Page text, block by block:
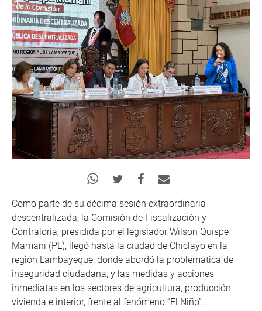
Como parte de su décima sesión extraordinaria
descentralizada, la Comisión de Fiscalización y
Contraloría, presidida por el legislador Wilson Quispe
Mamani (PL), llegó hasta la ciudad de Chiclayo en la
región Lambayeque, donde abordó la problemática de
inseguridad ciudadana, y las medidas y acciones
inmediatas en los sectores de agricultura, producción,
vivienda e interior, frente al fenómeno “El Niño”.